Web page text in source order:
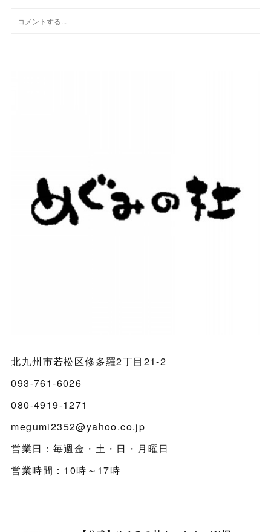
北九州市若松区修多羅2丁目21-2
093-761-6026
080-4919-1271
megumi2352@yahoo.co.jp
営業日：毎週金・土・日・月曜日
営業時間：10時～17時